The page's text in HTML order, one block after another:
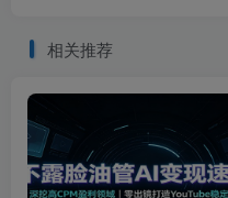
相关推荐